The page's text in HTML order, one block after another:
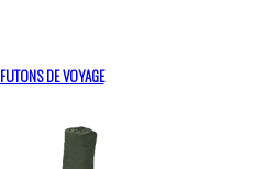
FUTONS DE VOYAGE